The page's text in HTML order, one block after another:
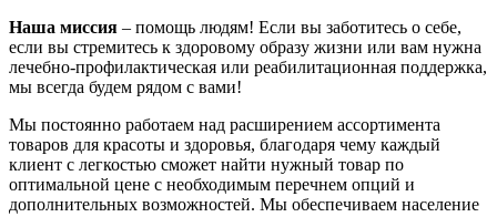
Наша миссия – помощь людям! Если вы заботитесь о себе,
если вы стремитесь к здоровому образу жизни или вам нужна
лечебно-профилактическая или реабилитационная поддержка,
мы всегда будем рядом с вами!
Мы постоянно работаем над расширением ассортимента
товаров для красоты и здоровья, благодаря чему каждый
клиент с легкостью сможет найти нужный товар по
оптимальной цене с необходимым перечнем опций и
дополнительных возможностей. Мы обеспечиваем население